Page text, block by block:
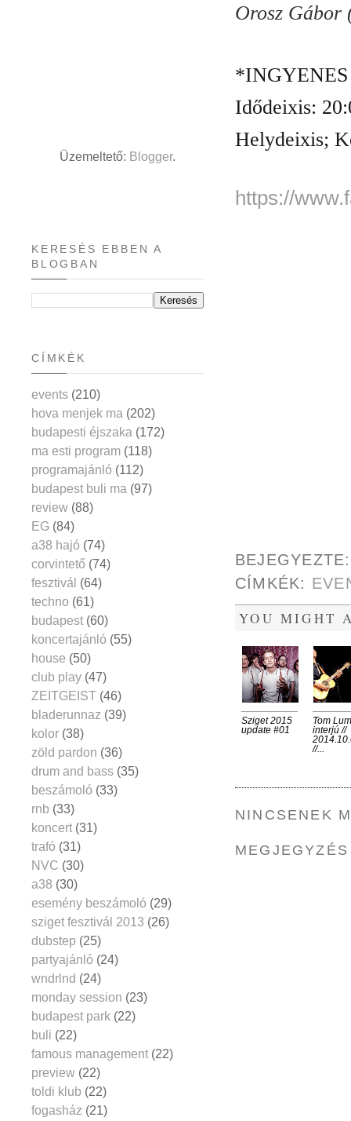
Orosz Gábor
*INGYENES
Idődeixis:
Helydeixis;
https://
CÍMKÉK:
YOU MIGHT
Sziget 2015
update #01
Tom
interjú //
//...
NINCSENEK
Üzemeltető: Blogger.
KERESÉS EBBEN A
BLOGBAN
CÍMKÉK
events (210)
hova menjek ma (202)
budapesti éjszaka (172)
ma esti program (118)
programajánló (112)
budapest buli ma (97)
review (88)
EG (84)
a38 hajó (74)
corvintető (74)
fesztivál (64)
techno (61)
budapest (60)
koncertajánló (55)
house (50)
club play (47)
ZEITGEIST (46)
bladerunnaz (39)
kolor (38)
zöld pardon (36)
drum and bass (35)
beszámoló (33)
rnb (33)
koncert (31)
trafó (31)
NVC (30)
a38 (30)
esemény beszámoló (29)
sziget fesztivál 2013 (26)
dubstep (25)
partyajánló (24)
wndrlnd (24)
monday session (23)
budapest park (22)
buli (22)
famous management (22)
preview (22)
toldi klub (22)
fogasház (21)